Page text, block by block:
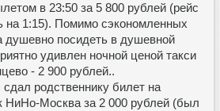
в 23:50 за 5 800 рублей (рейс
на 1:15). Помимо сэкономленных
душевно посидеть в душевной
удивлен ночной ценой такси
- 2 900 рублей..
родственнику билет на
НиНо-Москва за 2 000 рублей (был